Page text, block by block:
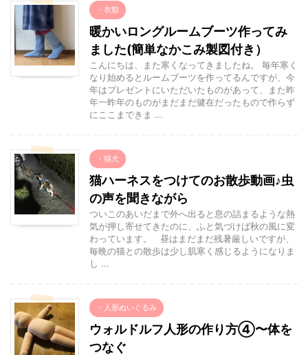
・衣類
暖かいロングルームブーツ作ってみ
ました(簡単なかこみ製図付き）
こんにちは、また寒くなってきましたね。 毎年寒く
なり始めるとルームブーツを作ってるんですが、今
年はプレゼントにいただいたものがあって、また昨
年一昨年のものがまだまだ健在だったもので作らず
にここまできま ...
・猫犬
猫ハーネスをつけてのお散歩動画♪虫
の声を聞きながら
ついこのあいだまで外へ出ると息の詰まるような熱
気が押し寄せてきたのに、ふと気づけば秋の風に変
わっています。 昼はまだまだ残暑厳しいですが、
毎晩の猫との散歩は少し肌寒く感じるようになりま
し ...
・人形ぬいぐるみ
ウォルドルフ人形の作り方④〜体を
つなぐ